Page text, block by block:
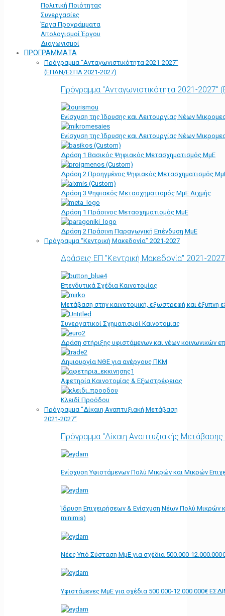
Πολιτική Ποιότητας
Συνεργασίες
Έργα Προγράμματα
Απολογισμοί Έργου
Διαγωνισμοί
ΠΡΟΓΡΑΜΜΑΤΑ
Πρόγραμμα “Ανταγωνιστικότητα 2021-2027”
(ΕΠΑΝ/ΕΣΠΑ 2021-2027)
Πρόγραμμα "Ανταγωνιστικότητα 2021-
Ενίσχυση της Ίδρυσης και Λειτουργίας Νέων
Ενίσχυση της Ίδρυσης και Λειτουργίας Νέων
Δράση 1 Βασικός Ψηφιακός Μετασχηματισμός ΜμΕ
Δράση 2 Προηγμένος Ψηφιακός Μετασχηματισμός
Δράση 3 Ψηφιακός Μετασχηματισμός ΜμΕ Αιχμής
Δράση 1 Πράσινος Μετασχηματισμός ΜμΕ
Δράση 2 Πράσινη Παραγωγική Επένδυση ΜμΕ
Πρόγραμμα “Κεντρική Μακεδονία” 2021-2027
Δράσεις ΕΠ "Κεντρική Μακεδονία" 2021-2027
Επενδυτικά Σχέδια Καινοτομίας
Μετάβαση στην καινοτομική, εξωστρεφή και έξυπνη
Συνεργατικοί Σχηματισμοί Καινοτομίας
Δράση στήριξης υφιστάμενων και νέων κοινωνικών
Δημιουργία ΝΘΕ για ανέργους ΠΚΜ
Αφετηρία Kαινοτομίας & Εξωστρέφειας
Κλειδί Προόδου
Πρόγραμμα “Δίκαιη Αναπτυξιακή Μετάβαση
2021-2027”
Πρόγραμμα "Δίκαιη Αναπτυξιακής
Ενίσχυση Υφιστάμενων Πολύ Μικρών και Μικρών
Ίδρυση Επιχειρήσεων & Ενίσχυση Νέων Πολύ Μικρών
minimis)
Νέες Υπό Σύσταση ΜμΕ για σχέδια 500.000-
Υφιστάμενες ΜμΕ για σχέδια 500.000-12.000.000€